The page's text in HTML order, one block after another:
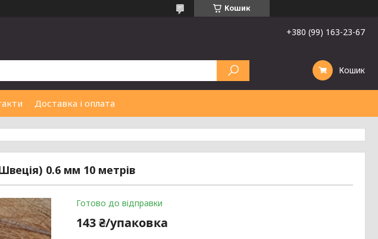
Кошик
+380 (99) 163-23-67
Кошик
Доставка і оплата
0.6 мм 10 метрів
Готово до відправки
143 ₴/упаковка